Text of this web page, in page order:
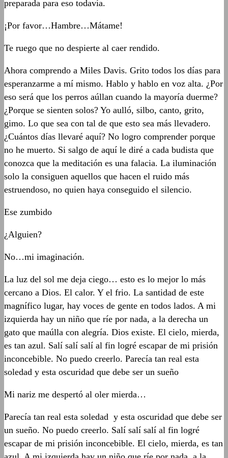
preparada para eso todavía.
¡Por favor…Hambre…Mátame!
Te ruego que no despierte al caer rendido.
Ahora comprendo a Miles Davis. Grito todos los días para
esperanzarme a mí mismo. Hablo y hablo en voz alta. ¿Por
eso será que los perros aúllan cuando la mayoría duerme?
¿Porque se sienten solos? Yo aulló, silbo, canto, grito,
gimo. Lo que sea con tal de que esto sea más llevadero.
¿Cuántos días llevaré aquí? No logro comprender porque
no he muerto. Si salgo de aquí le diré a cada budista que
conozca que la meditación es una falacia. La iluminación
solo la consiguen aquellos que hacen el ruido más
estruendoso, no quien haya conseguido el silencio.
Ese zumbido
¿Alguien?
No…mi imaginación.
La luz del sol me deja ciego… esto es lo mejor lo más
cercano a Dios. El calor. Y el frio. La santidad de este
magnífico lugar, hay voces de gente en todos lados. A mi
izquierda hay un niño que ríe por nada, a la derecha un
gato que maúlla con alegría. Dios existe. El cielo, mierda,
es tan azul. Salí salí salí al fin logré escapar de mi prisión
inconcebible. No puedo creerlo. Parecía tan real esta
soledad y esta oscuridad que debe ser un sueño
Mi nariz me despertó al oler mierda…
Parecía tan real esta soledad y esta oscuridad que debe ser
un sueño. No puedo creerlo. Salí salí salí al fin logré
escapar de mi prisión inconcebible. El cielo, mierda, es tan